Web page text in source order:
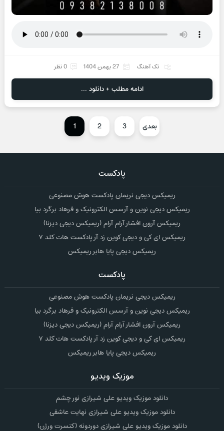
تک آهنگ 27 بهمن 1404 0 نظر
ادامه مطلب + دانلود ...
1 2 3 بعدی
پادکست
ریمیکس دیجی نریمان پادکست هوش مصنوعی
ریمیکس دیجی نوین و آرسس الکترونیک و فرهاد برگرد بیا
ریمیکس آرون افشار آرام آرام (ریمیکس دیجی دیزنا)
ریمیکس ای کی و دیجی کوین زد آر پادکست هات کلد ۷
ریمیکس دیجی پایا هابر ریمیکس
پادکست
ریمیکس دیجی نریمان پادکست هوش مصنوعی
ریمیکس دیجی نوین و آرسس الکترونیک و فرهاد برگرد بیا
ریمیکس آرون افشار آرام آرام (ریمیکس دیجی دیزنا)
ریمیکس ای کی و دیجی کوین زد آر پادکست هات کلد ۷
ریمیکس دیجی پایا هابر ریمیکس
موزیک ویدیو
دانلود موزیک ویدیو علی شیرازی نور چشم
دانلود موزیک ویدیو علی شیرازی نهایت عاشقی
دانلود موزیک ویدیو علی شیرازی دوردونه (کنسرت ورژن)